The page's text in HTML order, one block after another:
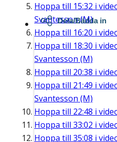
Hoppa till 15:32 i
Svantesson (M)
Hoppa till 16:20 i
Hoppa till 18:30 i
Svantesson (M)
Hoppa till 20:38 i
Hoppa till 21:49 i
Svantesson (M)
Hoppa till 22:48 i
Hoppa till 33:02 i
Hoppa till 35:08 i
Dela/Bädda in